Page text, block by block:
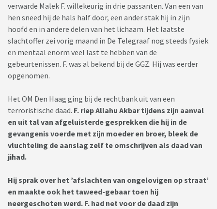
verwarde Malek F. willekeurig in drie passanten. Van een van
hen sneed hij de hals half door, een ander stak hij in zijn
hoofd en in andere delen van het lichaam. Het laatste
slachtoffer zei vorig maand in De Telegraaf nog steeds fysiek
en mentaal enorm veel last te hebben van de
gebeurtenissen. F. was al bekend bij de GGZ. Hij was eerder
opgenomen.
Het OM Den Haag ging bij de rechtbank uit van een
terroristische daad. F. riep Allahu Akbar tijdens zijn aanval
en uit tal van afgeluisterde gesprekken die hij in de
gevangenis voerde met zijn moeder en broer, bleek de
vluchteling de aanslag zelf te omschrijven als daad van
jihad.
Hij sprak over het ’afslachten van ongelovigen op straat’
en maakte ook het taweed-gebaar toen hij
neergeschoten werd. F. had net voor de daad zijn